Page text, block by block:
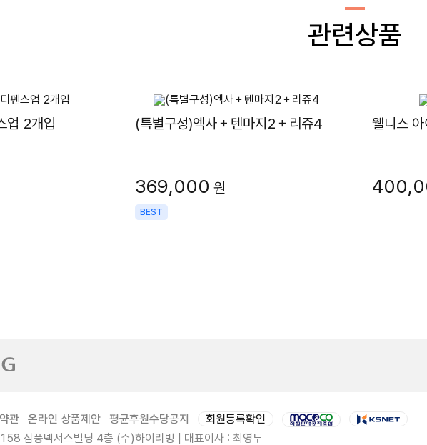
관련상품
업 2개입 (특별구성)엑사＋텐마지2＋리쥬4
369,000 원
BEST
웰니스
관 온라인 상품제안 평균후원수당공지
회원등록확인
삼풍넥서스빌딩 4층 (주)하이리빙 | 대표이사 : 최영두